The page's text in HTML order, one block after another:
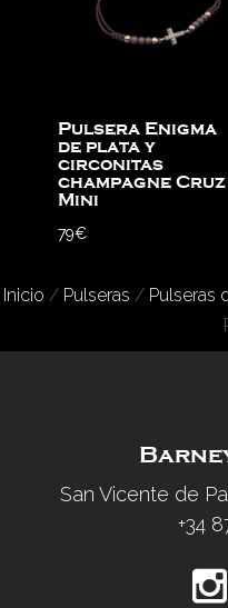
Pulsera Enigma
de plata y
circonitas
champagne Cruz
Mini
79€
Inicio / Pulseras / Pulseras
San Vicente de
+34